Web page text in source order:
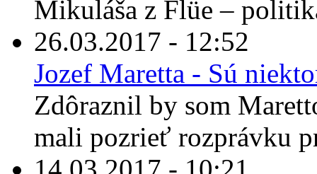
Mikuláša z Flüe –
26.03.2017 - 12:52
Jozef Maretta - Sú
Zdôraznil by som
mali pozrieť rozprávku